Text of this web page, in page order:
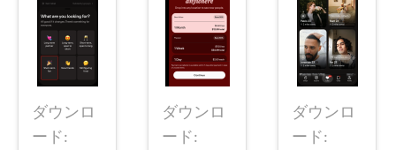
ダウンロ
ード:
ダウンロ
ード:
ダウンロ
ード: